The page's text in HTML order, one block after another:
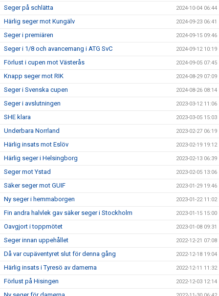
Seger på schlätta 2024-10-04 06:44
Härlig seger mot Kungälv 2024-09-23 06:41
Seger i premiären 2024-09-15 09:46
Seger i 1/8 och avancemang i ATG SvC 2024-09-12 10:19
Förlust i cupen mot Västerås 2024-09-05 07:45
Knapp seger mot RIK 2024-08-29 07:09
Seger i Svenska cupen 2024-08-26 08:14
Seger i avslutningen 2023-03-12 11:06
SHE klara 2023-03-05 15:03
Underbara Norrland 2023-02-27 06:19
Härlig insats mot Eslöv 2023-02-19 19:12
Härlig seger i Helsingborg 2023-02-13 06:39
Seger mot Ystad 2023-02-05 13:06
Säker seger mot GUIF 2023-01-29 19:46
Ny seger i hemmaborgen 2023-01-22 11:02
Fin andra halvlek gav säker seger i Stockholm 2023-01-15 15:00
Oavgjort i toppmötet 2023-01-08 09:31
Seger innan uppehållet 2022-12-21 07:08
Då var cupäventyret slut för denna gång 2022-12-18 19:04
Härlig insats i Tyresö av damerna 2022-12-11 11:32
Förlust på Hisingen 2022-12-03 12:14